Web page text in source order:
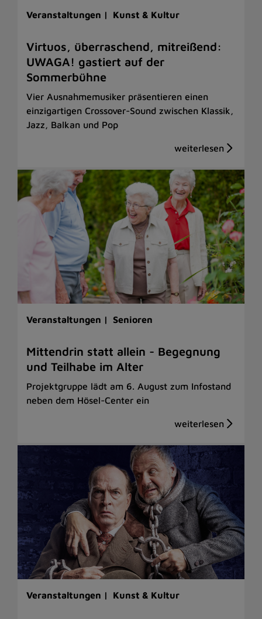
Veranstaltungen | Kunst & Kultur
Virtuos, überraschend, mitreißend:
UWAGA! gastiert auf der
Sommerbühne
Vier Ausnahmemusiker präsentieren einen
einzigartigen Crossover-Sound zwischen Klassik,
Jazz, Balkan und Pop
Veranstaltungen | Senioren
Mittendrin statt allein - Begegnung
und Teilhabe im Alter
Projektgruppe lädt am 6. August zum Infostand
neben dem Hösel-Center ein
Veranstaltungen | Kunst & Kultur